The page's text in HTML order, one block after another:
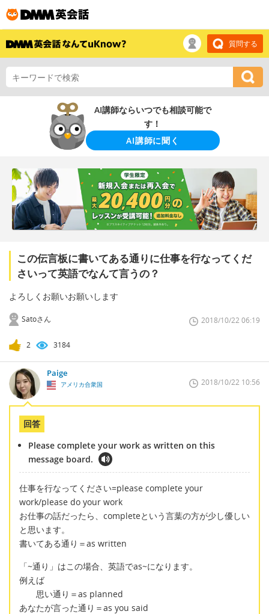
質問する
AI講師ならいつでも相談可能で
す！
AI講師に聞く
この伝言板に書いてある通りに仕事を行なってくだ
さいって英語でなんて言うの？
よろしくお願いお願いします
Satoさん 2018/10/22 06:19
2 3184
Paige
アメリカ合衆国 2018/10/22 10:56
回答
Please complete your work as written on this
message board.
仕事を行なってください=please complete your
work/please do your work
お仕事の話だったら、completeという言葉の方が少し優しい
と思います。
書いてある通り＝as written
「~通り」はこの場合、英語でas~になります。
例えば
思い通り＝as planned
あなたが言った通り＝as you said